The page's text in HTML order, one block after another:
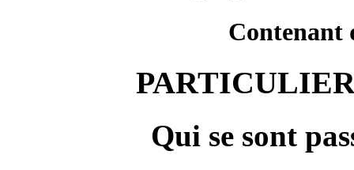
Contenant
Qui se sont